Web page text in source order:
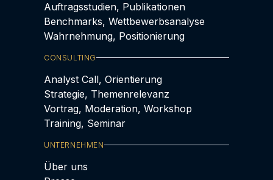
Auftragsstudien, Publikationen
Benchmarks, Wettbewerbsanalyse
Wahrnehmung, Positionierung
CONSULTING
Analyst Call, Orientierung
Strategie, Themenrelevanz
Vortrag, Moderation, Workshop
Training, Seminar
UNTERNEHMEN
Über uns